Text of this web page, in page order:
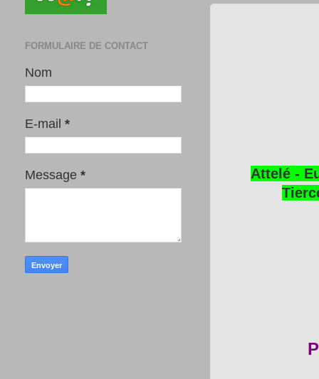
Attelé -
FORMULAIRE DE CONTACT
Nom
E-mail *
Message *